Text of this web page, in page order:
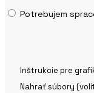
Potrebujem
Inštrukcie pre
Nahrať súbory